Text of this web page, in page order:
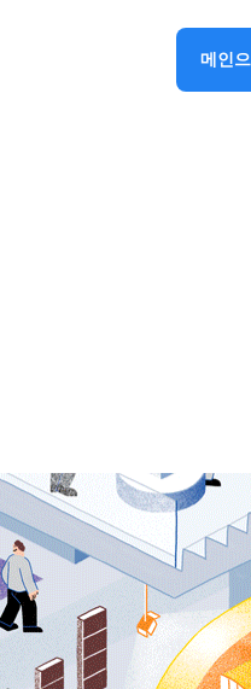
메인